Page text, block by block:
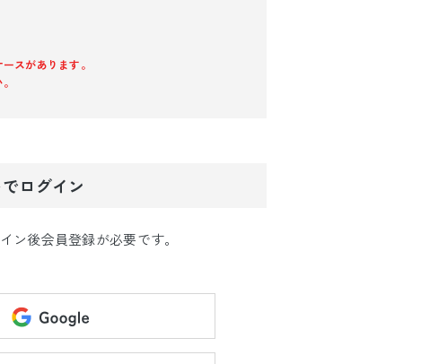
スがあります。
ログイン
ン後会員登録が必要です。